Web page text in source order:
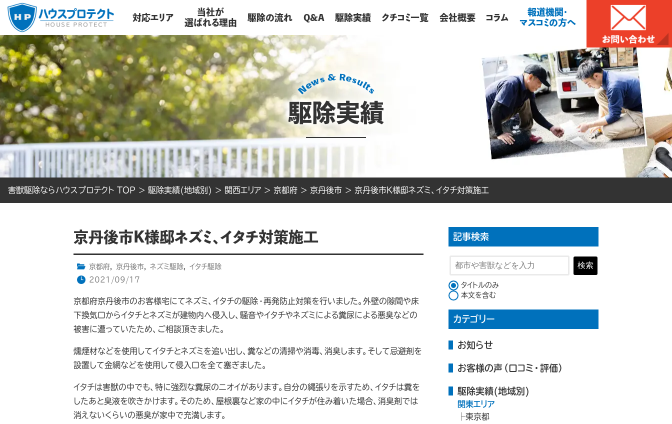
対応エリア
当社が
選ばれる理由
駆除の流れ Q&A 駆除実績 クチコミ一覧 会社概要 コラム
報道機関・
マスコミの方へ
駆除実績
害獣駆除ならハウスプロテクト TOP > 駆除実績(地域別) > 関西エリア > 京都府 > 京丹後市 > 京丹後市K様邸ネズミ、イタチ対策施工
京丹後市K様邸ネズミ、イタチ対策施工
京都府, 京丹後市, ネズミ駆除,
イタチ駆除
2021/09/17
京都府京丹後市のお客様宅にてネズミ、イタチの駆除・再発防止対策を行いました。外壁の隙間や床
下換気口からイタチとネズミが建物内へ侵入し、騒音やイタチやネズミによる糞尿による悪臭などの
被害に遭っていたため、ご相談頂きました。
燻煙材などを使用してイタチとネズミを追い出し、糞などの清掃や消毒、消臭します。そして忌避剤を
設置して金網などを使用して侵入口を全て塞ぎました。
イタチは害獣の中でも、特に強烈な糞尿のニオイがあります。自分の縄張りを示すため、イタチは糞を
したあと臭液を吹きかけます。そのため、屋根裏など家の中にイタチが住み着いた場合、消臭剤では
消えないくらいの悪臭が家中で充満します。
記事検索
検索
検索対象
タイトルのみ
本文を含む
カテゴリー
お知らせ
お客様の声（口コミ・評価）
駆除実績(地域別)
関東エリア
東京都